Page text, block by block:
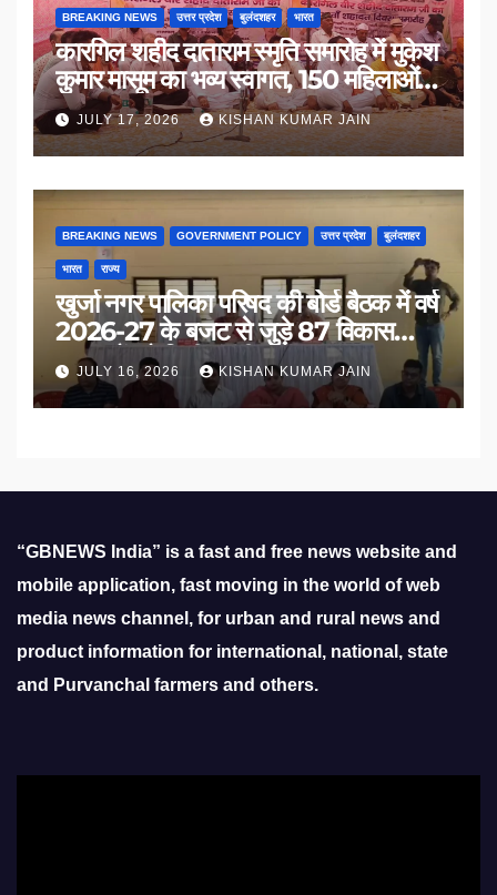
BREAKING NEWS उत्तर प्रदेश बुलंदशहर भारत
कारगिल शहीद दाताराम स्मृति समारोह में मुकेश
कुमार मासूम का भव्य स्वागत, 150 महिलाओं
का सम्मान
JULY 17, 2026 KISHAN KUMAR JAIN
BREAKING NEWS GOVERNMENT POLICY उत्तर प्रदेश बुलंदशहर
भारत राज्य
खुर्जा नगर पालिका परिषद की बोर्ड बैठक में वर्ष
2026-27 के बजट से जुड़े 87 विकास
प्रस्तावों को मिली मंजूरी
JULY 16, 2026 KISHAN KUMAR JAIN
“GBNEWS India” is a fast and free news website and
mobile application, fast moving in the world of web
media news channel, for urban and rural news and
product information for international, national, state
and Purvanchal farmers and others.